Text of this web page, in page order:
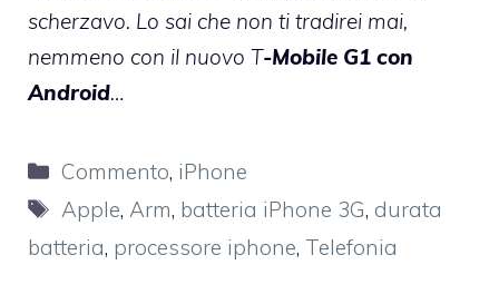
scherzavo. Lo sai che non ti tradirei mai,
nemmeno con il nuovo T-Mobile G1 con
Android…
Categorie
Commento, iPhone
Tag
Apple,Arm, batteria iPhone 3G, durata
batteria, processore iphone, Telefonia